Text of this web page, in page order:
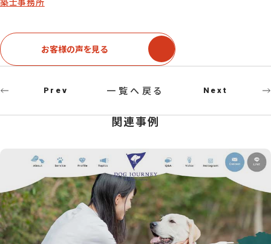
お客様の声を見る
Prev 一覧へ戻る Next
関連事例